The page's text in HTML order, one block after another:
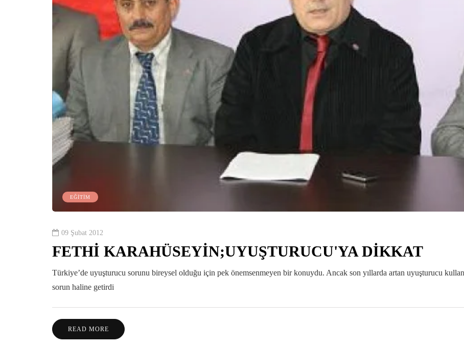
EĞİTİM
09 Şubat 2012
FETHİ KARAHÜSEYİN;UYUŞTURUCU'YA DİKKAT
Türkiye’de uyuşturucu sorunu bireysel olduğu için pek önemsenmeyen bir konuydu. Ancak son yıllarda artan uyuşturucu
sorun haline getirdi
READ MORE